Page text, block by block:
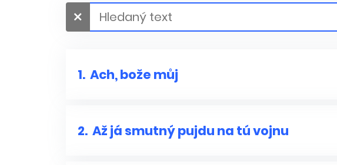
1. Ach, bože můj
2. Až já smutný pujdu na tú vojnu